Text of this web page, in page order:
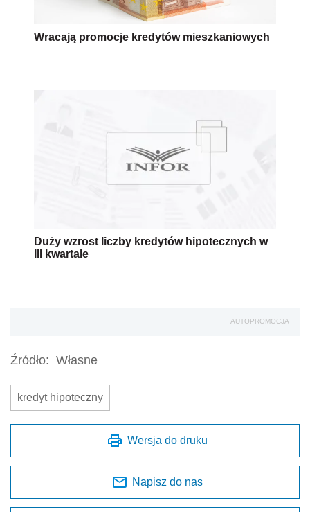
Wracają promocje kredytów mieszkaniowych
Duży wzrost liczby kredytów hipotecznych w
III kwartale
AUTOPROMOCJA
Źródło: Własne
kredyt hipoteczny
Wersja do druku
Napisz do nas